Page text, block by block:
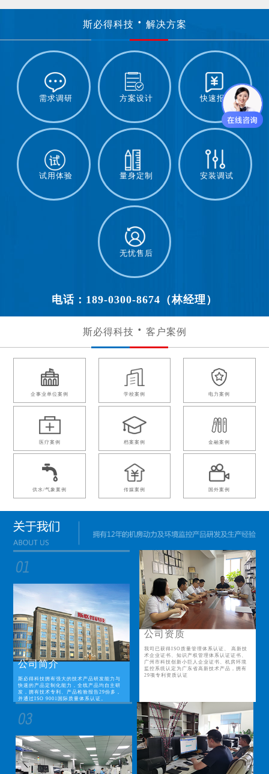
斯必得科技 解决方案
需求调研 方案设计 快速报价
试用体验 量身定制 安装调试
无忧售后
电话：189-0300-8674（林经理）
斯必得科技 客户案例
企事业单位案例 学校案例 电力案例
医疗案例 档案案例 金融案例
供水/气象案例 传媒案例 国外案例
公司简介
斯必得科技拥有强大的技术产品研发能力与
快速的产品定制化能力，全线产品均自主研
发，拥有技术专利、产品检验报告29份多，
并通过ISO 9001国际质量体系认证。
公司资质
我司已获得ISO质量管理体系认证、 高新技
术企业证书、知识产权管理体系认证证书、
广州市科技创新小巨人企业证书、机房环境
监控系统认定为广东省高新技术产品，拥有
29项专利资质认证